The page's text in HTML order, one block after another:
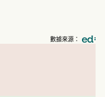
數據來源：